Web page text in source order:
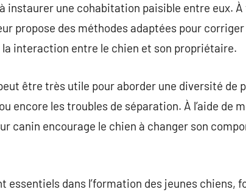
instaurer une cohabitation paisible entre eux.
propose des méthodes adaptées pour
interaction entre le chien et son propriétaire.
être très utile pour aborder une diversité de
encore les troubles de séparation. À l’aide de
canin encourage le chien à changer son
essentiels dans l’formation des jeunes chiens,